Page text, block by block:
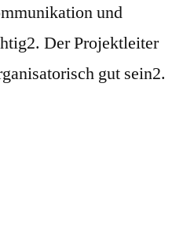
und
Der Projektleiter
gut sein2.